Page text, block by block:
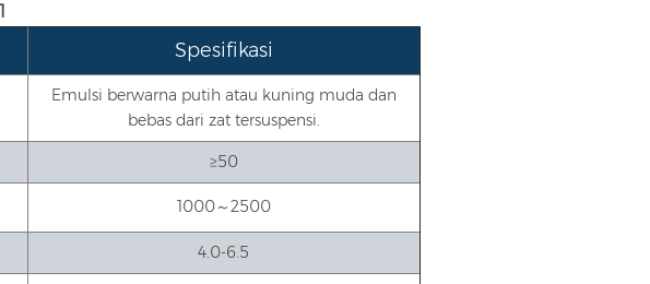
Spesifikasi
Emulsi berwarna putih atau kuning muda dan
bebas dari zat tersuspensi.
≥50
1000～2500
4.0-6.5